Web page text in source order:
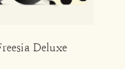
Deluxe